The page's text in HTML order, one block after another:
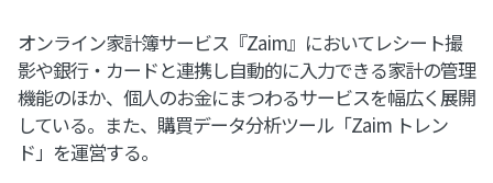
オンライン家計簿サービス『Zaim』においてレシート撮
影や銀行・カードと連携し自動的に入力できる家計の管理
機能のほか、個人のお金にまつわるサービスを幅広く展開
している。また、購買データ分析ツール「Zaim トレン
ド」を運営する。